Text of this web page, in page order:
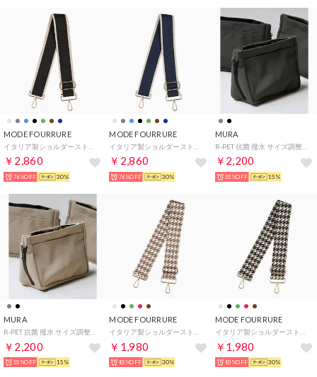
MODE FOURRURE
￥2,860
76%OFF 30%
MODE FOURRURE
￥2,860
76%OFF 30%
MURA
R-PET 抗菌 撥水 サイズ調整可能 コンパクト バッグインバッグ （グレー）
￥2,200
55%OFF 15%
MURA
￥2,200
55%OFF 15%
MODE FOURRURE
￥1,980
83%OFF 30%
MODE FOURRURE
￥1,980
83%OFF 30%